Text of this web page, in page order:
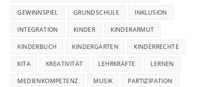
GEWINNSPIEL GRUNDSCHULE INKLUSION
INTEGRATION KINDER KINDERARMUT
KINDERBUCH KINDERGARTEN KINDERRECHTE
KITA KREATIVITÄT LEHRKRÄFTE LERNEN
MEDIENKOMPETENZ MUSIK PARTIZIPATION